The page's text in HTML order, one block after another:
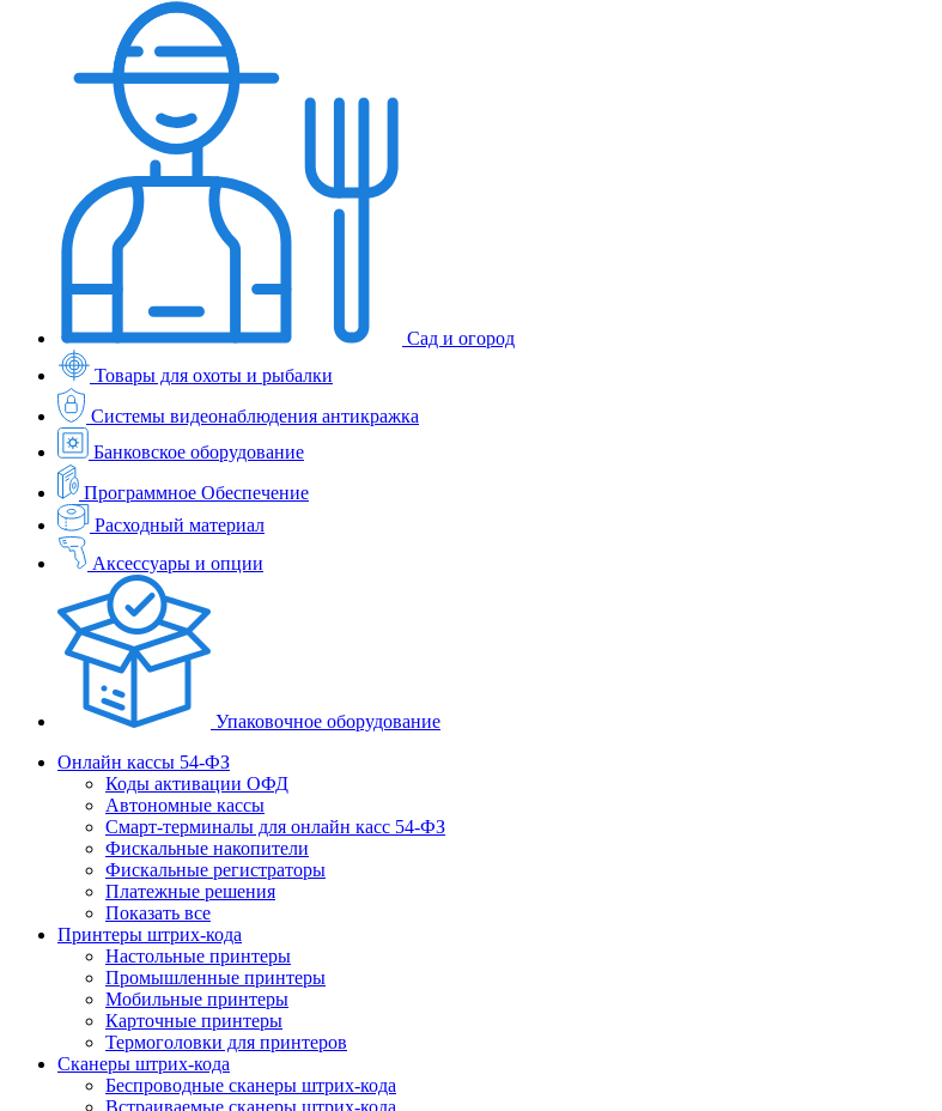
Сад и огород
Товары для охоты и рыбалки
Системы видеонаблюдения антикражка
Банковское оборудование
Программное Обеспечение
Расходный материал
Аксессуары и опции
Упаковочное оборудование
Онлайн кассы 54-ФЗ
Коды активации ОФД
Автономные кассы
Смарт-терминалы для онлайн касс 54-ФЗ
Фискальные накопители
Фискальные регистраторы
Платежные решения
Показать все
Принтеры штрих-кода
Настольные принтеры
Промышленные принтеры
Мобильные принтеры
Карточные принтеры
Термоголовки для принтеров
Сканеры штрих-кода
Беспроводные сканеры штрих-кода
Встраиваемые сканеры штрих-кода